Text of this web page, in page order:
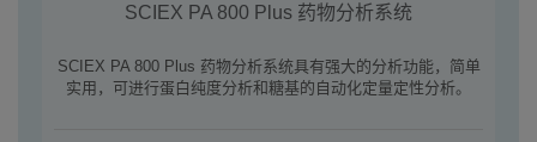
SCIEX PA 800 Plus 药物分析系统
SCIEX PA 800 Plus 药物分析系统具有强大的分析功能，简单
实用，可进行蛋白纯度分析和糖基的自动化定量定性分析。